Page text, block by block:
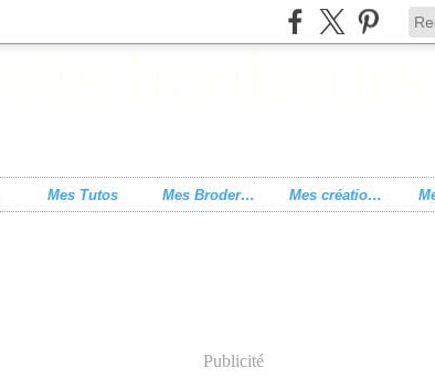
Mes Tutos Mes Broderies Mes créations
Publicité